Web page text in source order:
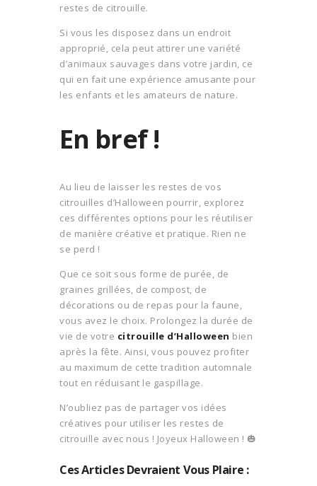
restes de citrouille.
Si vous les disposez dans un endroit
approprié, cela peut attirer une variété
d’animaux sauvages dans votre jardin, ce
qui en fait une expérience amusante pour
les enfants et les amateurs de nature.
En bref !
Au lieu de laisser les restes de vos
citrouilles d’Halloween pourrir, explorez
ces différentes options pour les réutiliser
de manière créative et pratique. Rien ne
se perd !
Que ce soit sous forme de purée, de
graines grillées, de compost, de
décorations ou de repas pour la faune,
vous avez le choix. Prolongez la durée de
vie de votre citrouille d’Halloween bien
après la fête. Ainsi, vous pouvez profiter
au maximum de cette tradition automnale
tout en réduisant le gaspillage.
N’oubliez pas de partager vos idées
créatives pour utiliser les restes de
citrouille avec nous ! Joyeux Halloween ! 🎃
Ces Articles Devraient Vous Plaire :